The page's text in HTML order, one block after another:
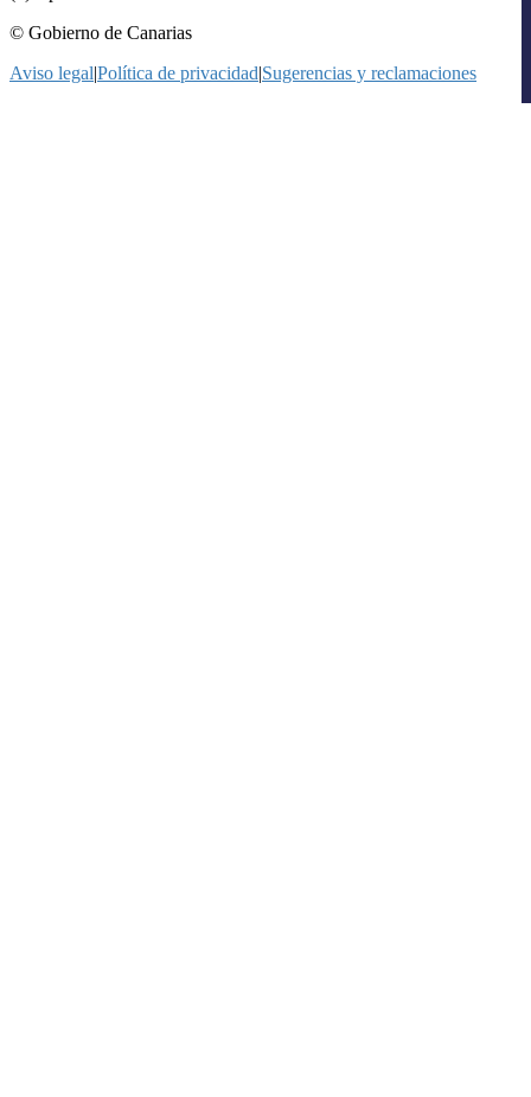
© Gobierno de Canarias
Aviso legal|Política de privacidad|Sugerencias y reclamaciones